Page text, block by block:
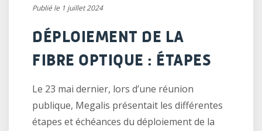
Publié le 1 juillet 2024
DÉPLOIEMENT DE LA
FIBRE OPTIQUE : ÉTAPES
Le 23 mai dernier, lors d’une réunion
publique, Megalis présentait les différentes
étapes et échéances du déploiement de la